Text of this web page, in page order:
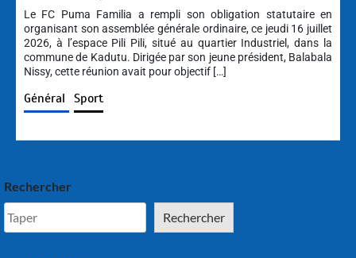
Le FC Puma Familia a rempli son obligation statutaire en
organisant son assemblée générale ordinaire, ce jeudi 16 juillet
2026, à l’espace Pili Pili, situé au quartier Industriel, dans la
commune de Kadutu. Dirigée par son jeune président, Balabala
Nissy, cette réunion avait pour objectif […]
Général Sport
Rechercher
Rechercher